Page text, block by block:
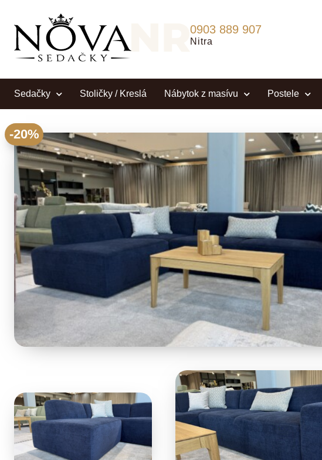
0903 889 907
Nitra
Sedačky Stoličky / Kreslá Nábytok z masívu Postele
-20%